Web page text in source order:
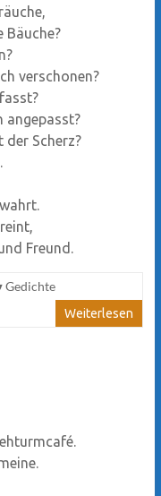
Bäuche?
verschonen?
angepasst?
der Scherz?
Freund.
Gedichte
Weiterlesen